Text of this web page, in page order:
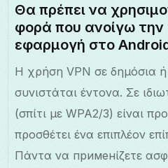
Θα πρέπει να
φορά που ανοίγω την
εφαρμογή στο
Η χρήση VPN σε δημόσια ή
συνιστάται έντονα. Σε
(σπίτι με WPA2/3) είναι
προσθέτει ένα επιπλέον
Πάντα να применίζετε